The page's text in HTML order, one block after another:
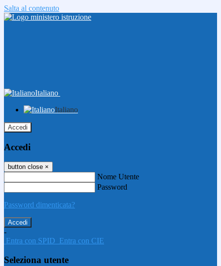
Salta al contenuto
Italiano
Italiano
Accedi
Accedi
button close ×
Nome Utente
Password
Password dimenticata?
-
Entra con SPID Entra con CIE
Seleziona utente